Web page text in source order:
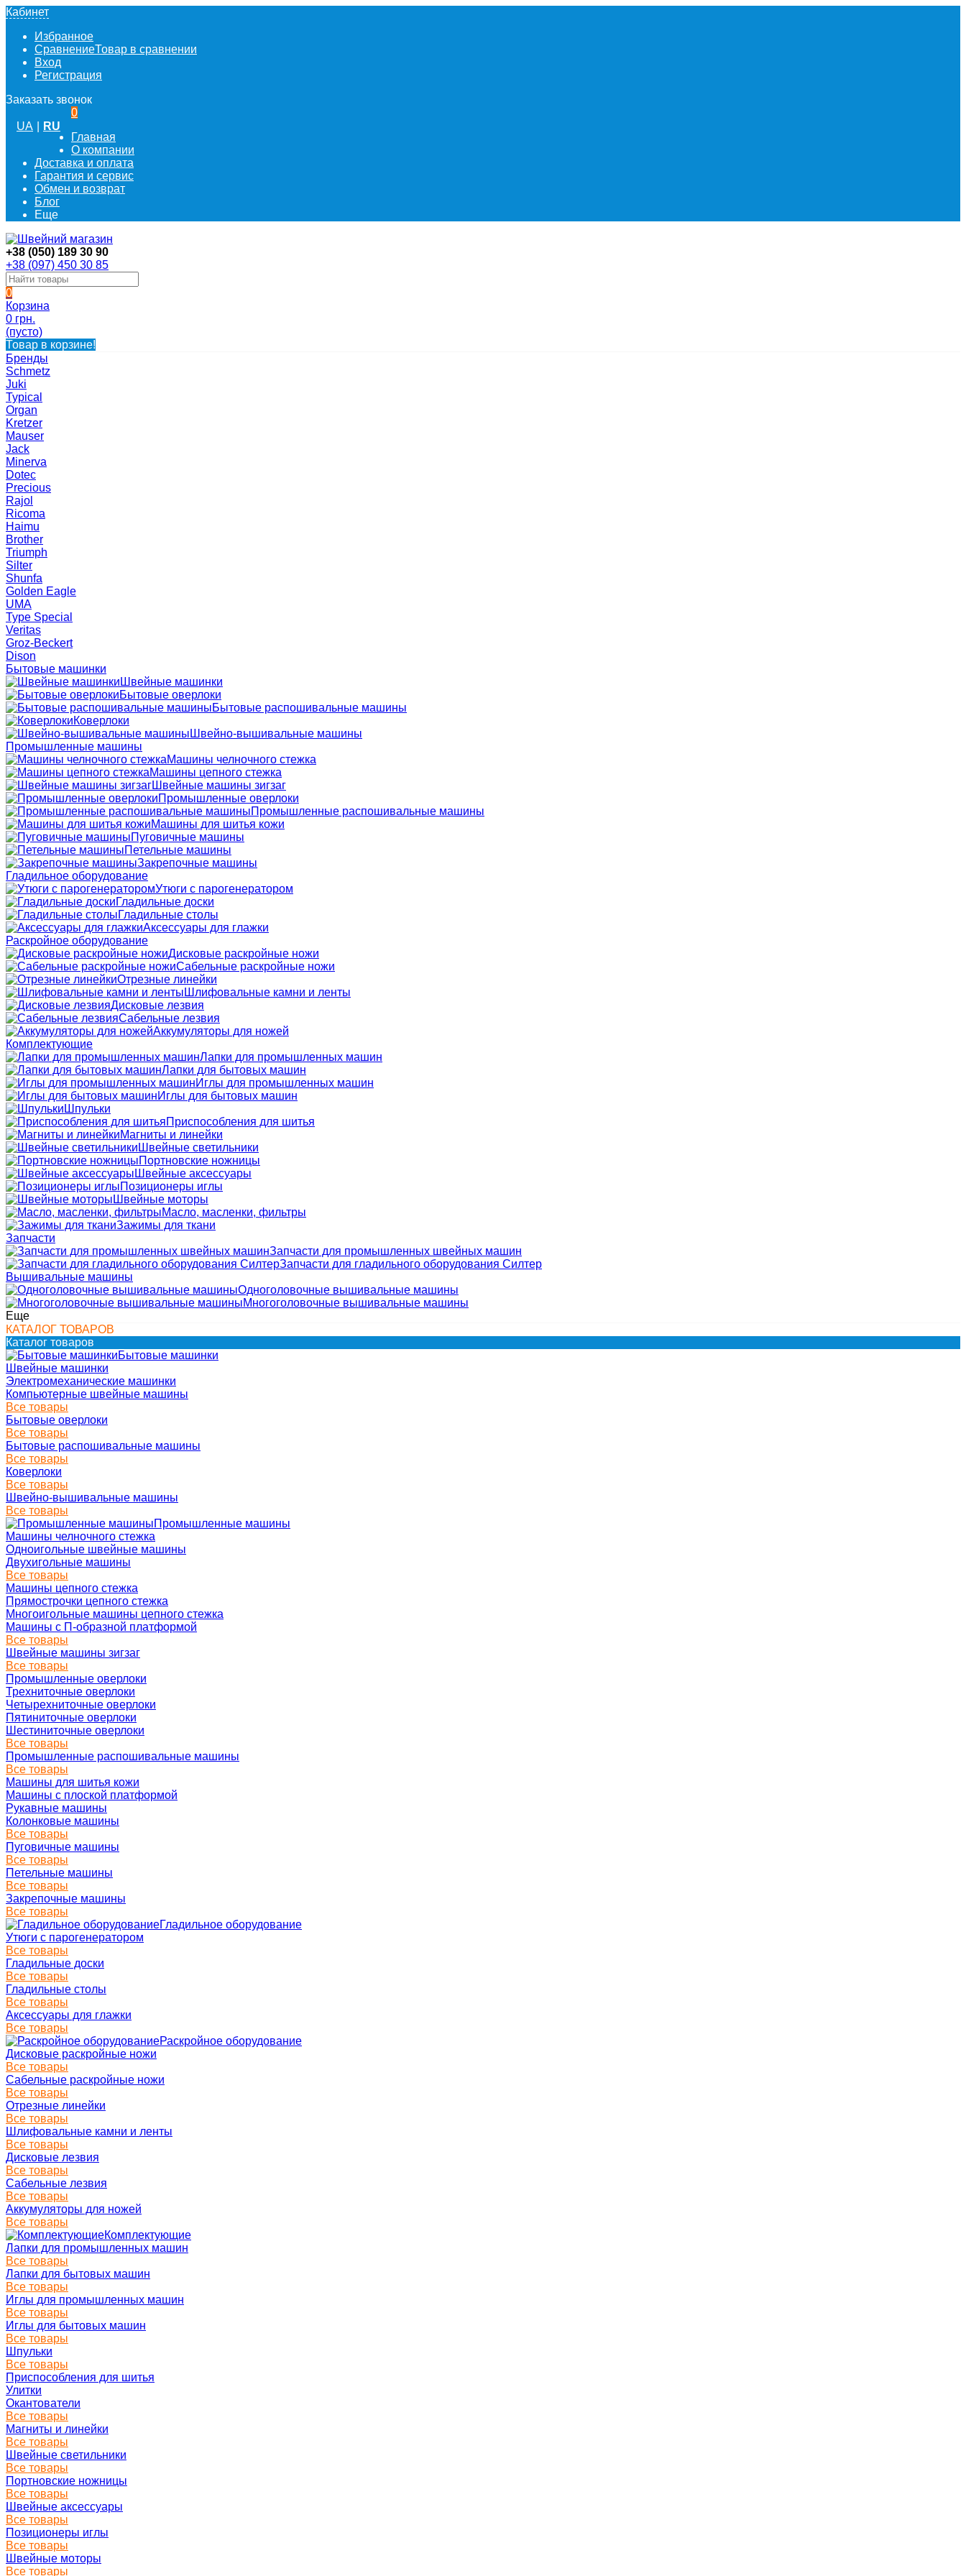
Кабинет
Избранное
СравнениеТовар в сравнении
Вход
Регистрация
Заказать звонок
UA RU
0
Главная
О компании
Доставка и оплата
Гарантия и сервис
Обмен и возврат
Блог
Еще
+38 (050) 189 30 90
+38 (097) 450 30 85
0
Корзина
0 грн.
(пусто)
Товар в корзине!
Бренды
Schmetz
Juki
Typical
Organ
Kretzer
Mauser
Jack
Minerva
Dotec
Precious
Rajol
Ricoma
Haimu
Brother
Triumph
Silter
Shunfa
Golden Eagle
UMA
Type Special
Veritas
Groz-Beckert
Dison
Бытовые машинки
Швейные машинки
Бытовые оверлоки
Бытовые распошивальные машины
Коверлоки
Швейно-вышивальные машины
Промышленные машины
Машины челночного стежка
Машины цепного стежка
Швейные машины зигзаг
Промышленные оверлоки
Промышленные распошивальные машины
Машины для шитья кожи
Пуговичные машины
Петельные машины
Закрепочные машины
Гладильное оборудование
Утюги с парогенератором
Гладильные доски
Гладильные столы
Аксессуары для глажки
Раскройное оборудование
Дисковые раскройные ножи
Сабельные раскройные ножи
Отрезные линейки
Шлифовальные камни и ленты
Дисковые лезвия
Сабельные лезвия
Аккумуляторы для ножей
Комплектующие
Лапки для промышленных машин
Лапки для бытовых машин
Иглы для промышленных машин
Иглы для бытовых машин
Шпульки
Приспособления для шитья
Магниты и линейки
Швейные светильники
Портновские ножницы
Швейные аксессуары
Позиционеры иглы
Швейные моторы
Масло, масленки, фильтры
Зажимы для ткани
Запчасти
Запчасти для промышленных швейных машин
Запчасти для гладильного оборудования Силтер
Вышивальные машины
Одноголовочные вышивальные машины
Многоголовочные вышивальные машины
Еще
КАТАЛОГ ТОВАРОВ
Каталог товаров
Бытовые машинки
Швейные машинки
Электромеханические машинки
Компьютерные швейные машины
Все товары
Бытовые оверлоки
Все товары
Бытовые распошивальные машины
Все товары
Коверлоки
Все товары
Швейно-вышивальные машины
Все товары
Промышленные машины
Машины челночного стежка
Одноигольные швейные машины
Двухигольные машины
Все товары
Машины цепного стежка
Прямострочки цепного стежка
Многоигольные машины цепного стежка
Машины с П-образной платформой
Все товары
Швейные машины зигзаг
Все товары
Промышленные оверлоки
Трехниточные оверлоки
Четырехниточные оверлоки
Пятиниточные оверлоки
Шестиниточные оверлоки
Все товары
Промышленные распошивальные машины
Все товары
Машины для шитья кожи
Машины с плоской платформой
Рукавные машины
Колонковые машины
Все товары
Пуговичные машины
Все товары
Петельные машины
Все товары
Закрепочные машины
Все товары
Гладильное оборудование
Утюги с парогенератором
Все товары
Гладильные доски
Все товары
Гладильные столы
Все товары
Аксессуары для глажки
Все товары
Раскройное оборудование
Дисковые раскройные ножи
Все товары
Сабельные раскройные ножи
Все товары
Отрезные линейки
Все товары
Шлифовальные камни и ленты
Все товары
Дисковые лезвия
Все товары
Сабельные лезвия
Все товары
Аккумуляторы для ножей
Все товары
Комплектующие
Лапки для промышленных машин
Все товары
Лапки для бытовых машин
Все товары
Иглы для промышленных машин
Все товары
Иглы для бытовых машин
Все товары
Шпульки
Все товары
Приспособления для шитья
Улитки
Окантователи
Все товары
Магниты и линейки
Все товары
Швейные светильники
Все товары
Портновские ножницы
Все товары
Швейные аксессуары
Все товары
Позиционеры иглы
Все товары
Швейные моторы
Все товары